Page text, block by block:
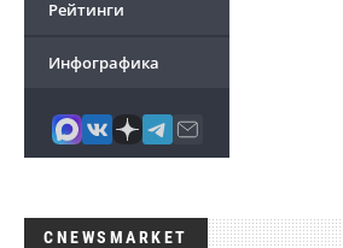
Рейтинги
Инфографика
CNEWSMARKET